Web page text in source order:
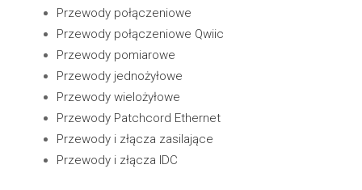
Przewody połączeniowe
Przewody połączeniowe Qwiic
Przewody pomiarowe
Przewody jednożyłowe
Przewody wielożyłowe
Przewody Patchcord Ethernet
Przewody i złącza zasilające
Przewody i złącza IDC